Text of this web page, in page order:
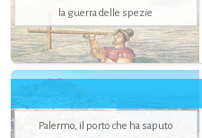
la guerra delle spezie
Palermo, il porto che ha saputo